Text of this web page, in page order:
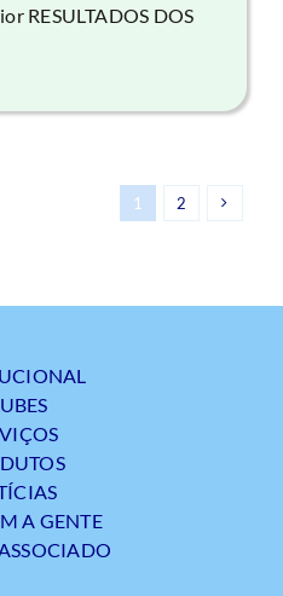
RESULTADOS DOS
1 2
A GENTE